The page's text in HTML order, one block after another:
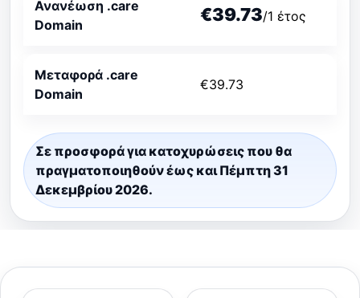
Ανανέωση .care
Domain
€39.73/1 έτος
Μεταφορά .care
Domain
€39.73
Σε προσφορά για κατοχυρώσεις που θα
πραγματοποιηθούν έως και Πέμπτη 31
Δεκεμβρίου 2026.